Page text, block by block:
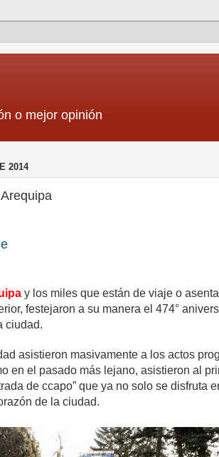
o mejor opinión
2014
y los miles que están de viaje o
festejaron a su manera el 474°
ciudad.
asistieron masivamente a los actos
en el pasado más lejano, asistieron al
de ccapo” que ya no solo se disfruta
de la ciudad.